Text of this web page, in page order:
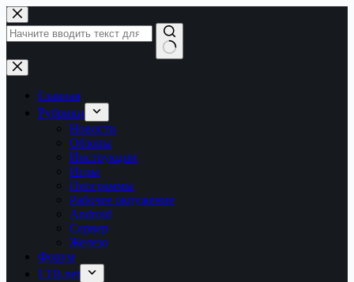
Перейти
к
сути
Ничего
не
найденоГлавная
Рубрики
Новости
Обзоры
Инструкции
Игры
Программы
Рабочее окружение
Android
Сервер
Железо
Форум
LTB.net